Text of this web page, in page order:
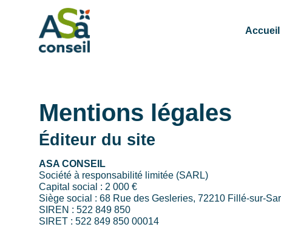
Accueil
Mentions légales
Éditeur du site
ASA CONSEIL
Société à responsabilité limitée (SARL)
Capital social : 2 000 €
Siège social : 68 Rue des Gesleries, 72210 Fillé-sur-
SIREN : 522 849 850
SIRET : 522 849 850 00014